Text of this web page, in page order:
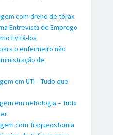
com dreno de tórax
Entrevista de Emprego
Evitá-los
o enfermeiro não
de
em UTI – Tudo que
em nefrologia – Tudo
com Traqueostomia